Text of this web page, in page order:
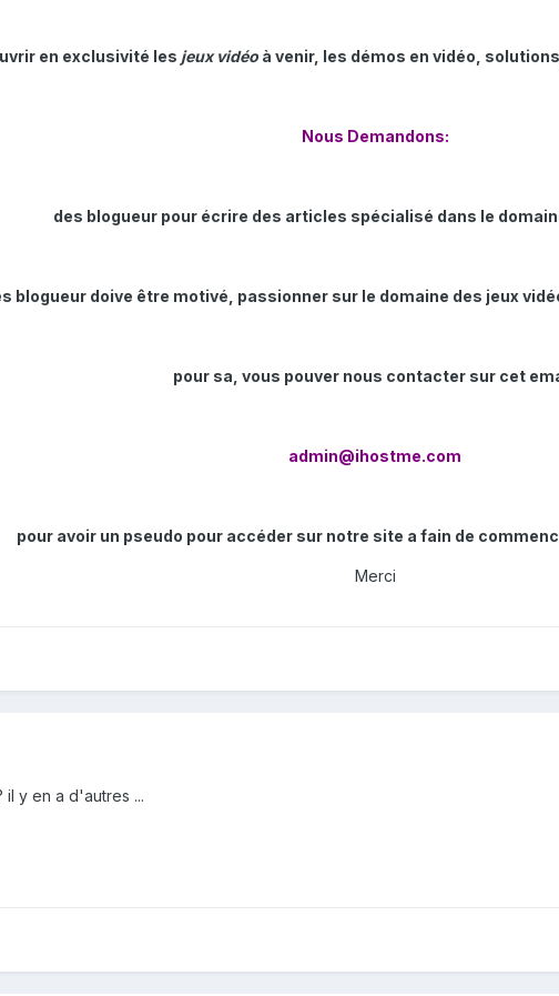
en exclusivité les jeux vidéoà venir, les démos en vidéo,
Nous Demandons:
des blogueur pour écrire des articles spécialisé dans le
blogueur doive être motivé, passionner sur le domaine des jeux
pour sa, vous pouver nous contacter sur cet
admin@ihostme.com
pour avoir un pseudo pour accéder sur notre site a fain de
Merci
y en a d'autres ...